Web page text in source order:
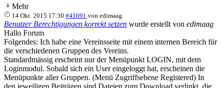
Mehr
14 Okt. 2015 17:30 #41691 vonedimaag
Benutzer Berechtigungen korrekt setzen wurde erstellt von edimaag
Hallo Forum
Folgendes: Ich habe eine Vereinsseite mit einem internen Bereich für
die verschiedenen Gruppen des Vereins.
Standardmässig erscheint nur der Menüpunkt LOGIN, mit dem
Loginmodul. Sobald sich ein User eingeloggt hat, erscheinen die
Menüpunkte aller Gruppen. (Menü Zugriffsebene Registered) In
den jeweiligen Beiträgen sind Dateien zum Download verlinkt, die